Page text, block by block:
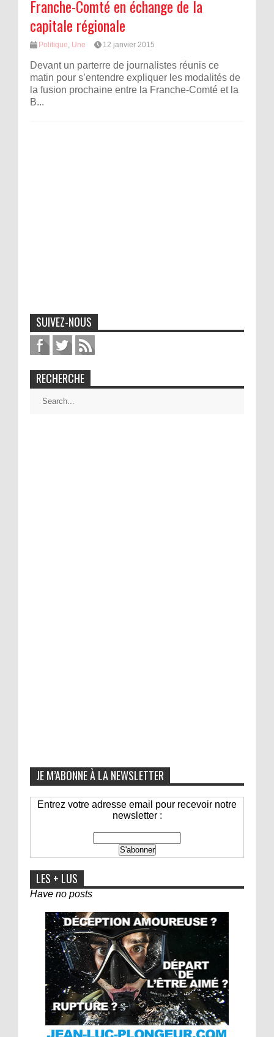
Franche-Comté en échange de la
capitale régionale
Politique, Une 12 janvier 2015
Devant un parterre de journalistes réunis ce
matin pour s’entendre expliquer les modalités de
la fusion prochaine entre la Franche-Comté et la
B...
SUIVEZ-NOUS
RECHERCHE
JE M’ABONNE À LA NEWSLETTER
Entrez votre adresse email pour recevoir notre
newsletter :
LES + LUS
Have no posts